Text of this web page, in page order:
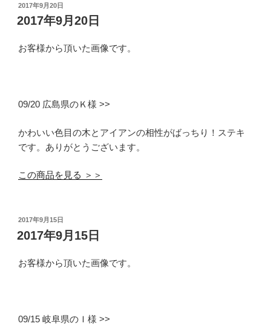
投
稿
日:
2017年9月20日
2017年9月20日
お客様から頂いた画像です。
09/20 広島県のＫ様 >>
かわいい色目の木とアイアンの相性がばっちり！ステキ
です。ありがとうございます。
この商品を見る ＞＞
投
稿
日:
2017年9月15日
2017年9月15日
お客様から頂いた画像です。
09/15 岐阜県のＩ様 >>